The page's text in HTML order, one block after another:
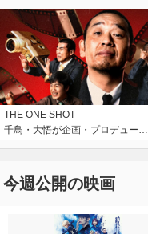
THE ONE SHOT
千鳥・大悟が企画・プロデュー…
今週公開の映画